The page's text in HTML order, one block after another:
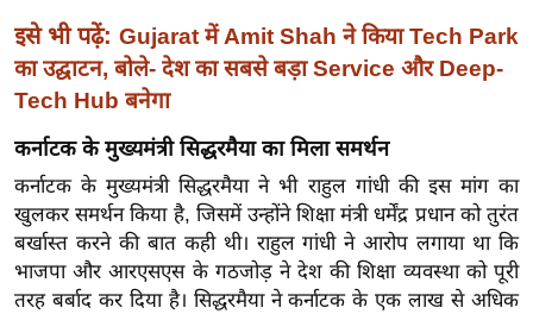
ज
ग
त
ऑ
टो
व
र्ल्ड
न्यू
ज
इसे भी पढ़ें: Gujarat में Amit Shah ने किया Tech Park
का उद्घाटन, बोले- देश का सबसे बड़ा Service और Deep-
Tech Hub बनेगा
कर्नाटक के मुख्यमंत्री सिद्धरमैया का मिला समर्थन
कर्नाटक के मुख्यमंत्री सिद्धरमैया ने भी राहुल गांधी की इस मांग का
खुलकर समर्थन किया है, जिसमें उन्होंने शिक्षा मंत्री धर्मेंद्र प्रधान को तुरंत
बर्खास्त करने की बात कही थी। राहुल गांधी ने आरोप लगाया था कि
भाजपा और आरएसएस के गठजोड़ ने देश की शिक्षा व्यवस्था को पूरी
तरह बर्बाद कर दिया है। सिद्धरमैया ने कर्नाटक के एक लाख से अधिक